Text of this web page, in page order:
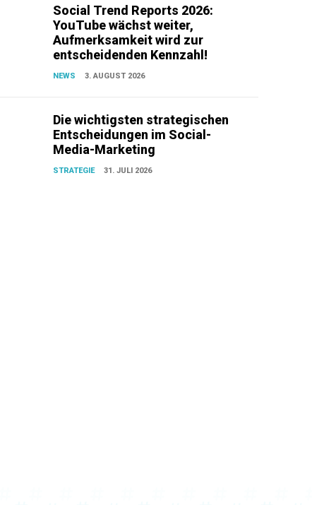
Social Trend Reports 2026:
YouTube wächst weiter,
Aufmerksamkeit wird zur
entscheidenden Kennzahl!
NEWS 3. AUGUST 2026
Die wichtigsten strategischen
Entscheidungen im Social-
Media-Marketing
STRATEGIE 31. JULI 2026